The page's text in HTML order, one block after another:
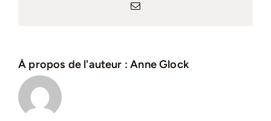
Email
À propos de l'auteur :Anne Glock